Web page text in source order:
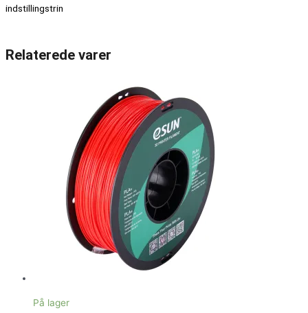
indstillingstrin
Relaterede varer
På lager